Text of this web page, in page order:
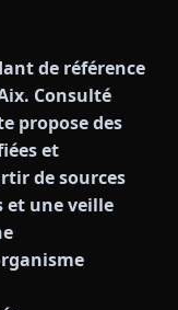
de référence
Consulté
propose des
et
de sources
et une veille